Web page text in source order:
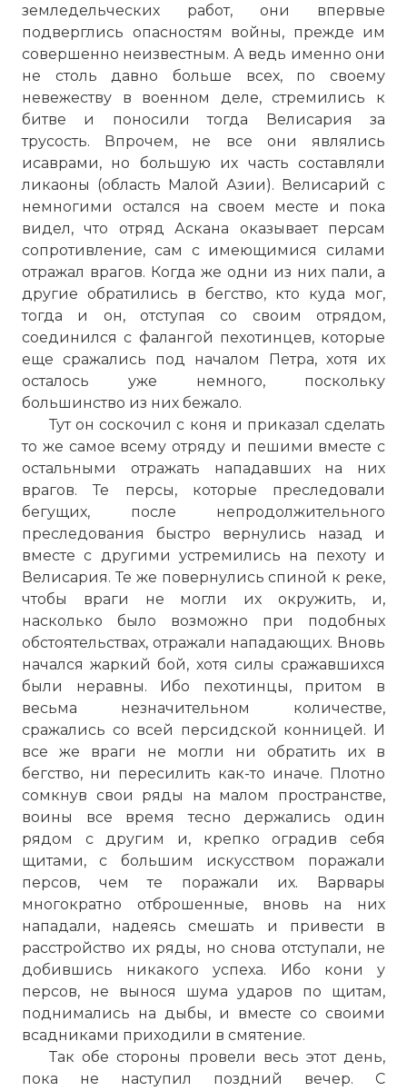
земледельческих работ, они впервые
подверглись опасностям войны, прежде им
совершенно неизвестным. А ведь именно они
не столь давно больше всех, по своему
невежеству в военном деле, стремились к
битве и поносили тогда Велисария за
трусость. Впрочем, не все они являлись
исаврами, но большую их часть составляли
ликаоны (область Малой Азии). Велисарий с
немногими остался на своем месте и пока
видел, что отряд Аскана оказывает персам
сопротивление, сам с имеющимися силами
отражал врагов. Когда же одни из них пали, а
другие обратились в бегство, кто куда мог,
тогда и он, отступая со своим отрядом,
соединился с фалангой пехотинцев, которые
еще сражались под началом Петра, хотя их
осталось уже немного, поскольку
большинство из них бежало.
Тут он соскочил с коня и приказал сделать
то же самое всему отряду и пешими вместе с
остальными отражать нападавших на них
врагов. Те персы, которые преследовали
бегущих, после непродолжительного
преследования быстро вернулись назад и
вместе с другими устремились на пехоту и
Велисария. Те же повернулись спиной к реке,
чтобы враги не могли их окружить, и,
насколько было возможно при подобных
обстоятельствах, отражали нападающих. Вновь
начался жаркий бой, хотя силы сражавшихся
были неравны. Ибо пехотинцы, притом в
весьма незначительном количестве,
сражались со всей персидской конницей. И
все же враги не могли ни обратить их в
бегство, ни пересилить как-то иначе. Плотно
сомкнув свои ряды на малом пространстве,
воины все время тесно держались один
рядом с другим и, крепко оградив себя
щитами, с большим искусством поражали
персов, чем те поражали их. Варвары
многократно отброшенные, вновь на них
нападали, надеясь смешать и привести в
расстройство их ряды, но снова отступали, не
добившись никакого успеха. Ибо кони у
персов, не вынося шума ударов по щитам,
поднимались на дыбы, и вместе со своими
всадниками приходили в смятение.
Так обе стороны провели весь этот день,
пока не наступил поздний вечер. С